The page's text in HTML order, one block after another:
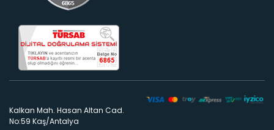
Kalkan Mah. Hasan Altan Cad.
No:59 Kaş/Antalya